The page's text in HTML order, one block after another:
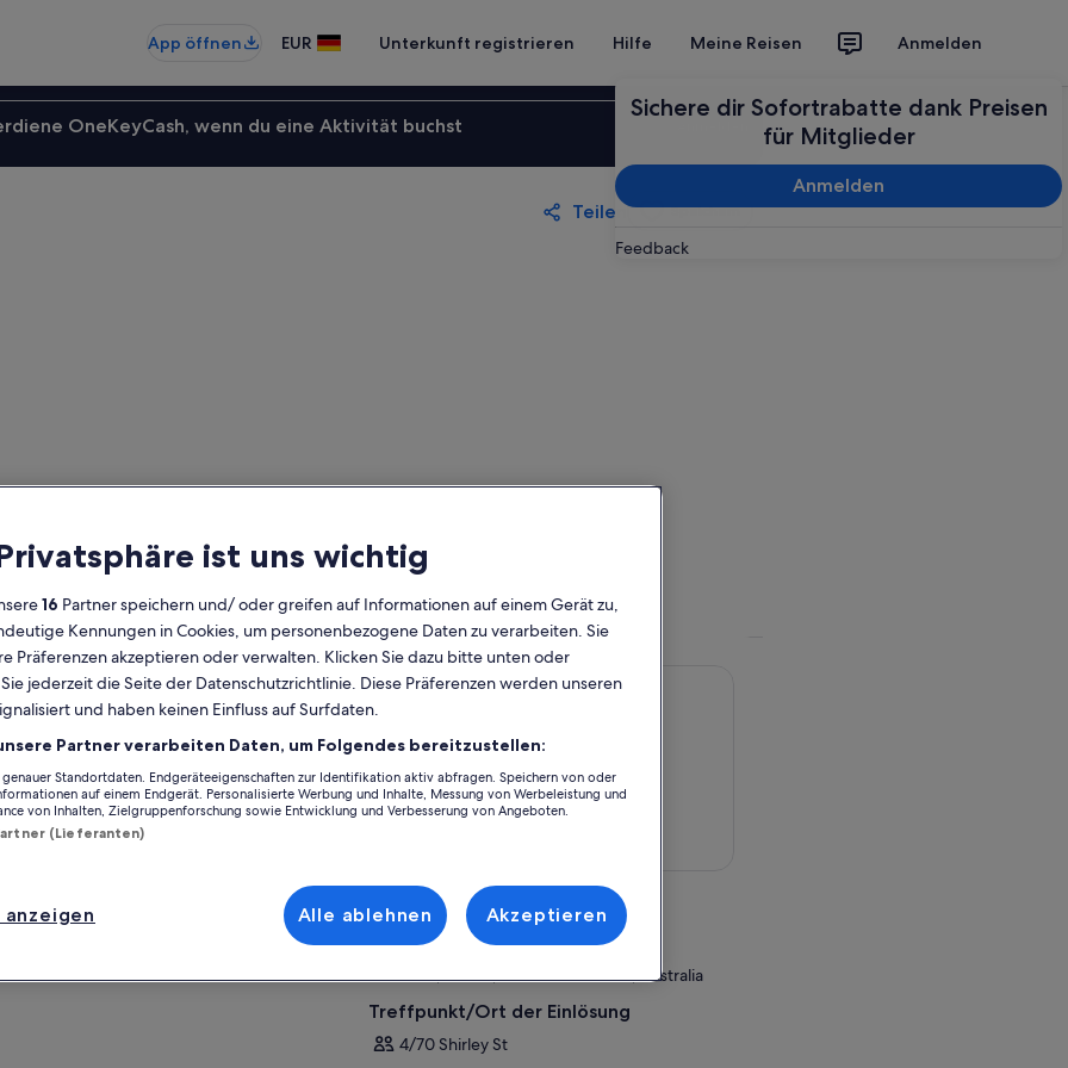
App öffnen EUR Unterkunft registrieren Hilfe Meine Reisen Anmelden
Sichere dir Sofortrabatte dank Preisen
für Mitglieder
Anmelden
Feedback
OneKeyCash, wenn du eine Aktivität buchst
Teilen Speichern
AktivitätFAQs
Kostenlose
Stornierung
möglich
4 Stunden
E-Voucher
Sofortige
Bestätigung
Abholung an
Ort der Aktivität
Ballina
2478, Ballina, New South Wales, Australia
Treffpunkt/Ort der Einlösung
4/70 Shirley St
ist uns wichtig
16 Partner speichern und/ oder greifen auf Informationen auf einem Gerät zu,
Kennungen in Cookies, um personenbezogene Daten zu verarbeiten. Sie
Präferenzen akzeptieren oder verwalten. Klicken Sie dazu bitte unten oder
jederzeit die Seite der Datenschutzrichtlinie. Diese Präferenzen werden unseren
und haben keinen Einfluss auf Surfdaten.
Partner verarbeiten Daten, um Folgendes bereitzustellen:
Standortdaten. Endgeräteeigenschaften zur Identifikation aktiv abfragen. Speichern von oder
auf einem Endgerät. Personalisierte Werbung und Inhalte, Messung von Werbeleistung und
von Inhalten, Zielgruppenforschung sowie Entwicklung und Verbesserung von Angeboten.
(Lieferanten)
Alle ablehnen Akzeptieren